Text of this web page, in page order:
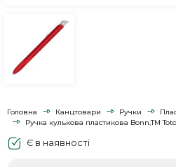
Головна Канцтовари Ручки
Ручка кулькова пластикова Bonn,TM
Є в наявності